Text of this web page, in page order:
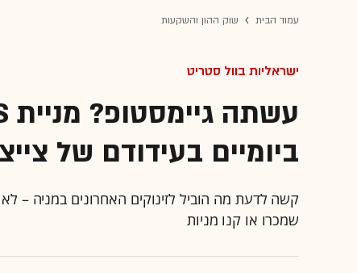
עמוד הבית שוק ההון והשקעות
ישראליות בוול סטריט
ביומיים בעידודם של
קשה לדעת מה הוביל לזינוקים האחרונים במניה – לא
שמכרו או קנו מניות